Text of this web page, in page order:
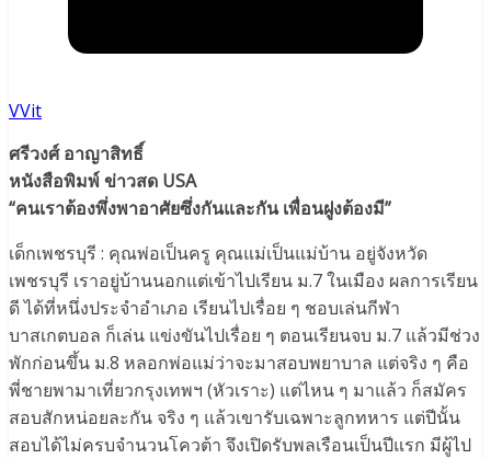
VVit
ศรีวงศ์ อาญาสิทธิ์
หนังสือพิมพ์ ข่าวสด USA
“คนเราต้องพึ่งพาอาศัยซึ่งกันและกัน เพื่อนฝูงต้องมี”
เด็กเพชรบุรี : คุณพ่อเป็นครู คุณแม่เป็นแม่บ้าน อยู่จังหวัด
เพชรบุรี เราอยู่บ้านนอกแต่เข้าไปเรียน ม.7 ในเมือง ผลการเรียน
ดี ได้ที่หนึ่งประจำอำเภอ เรียนไปเรื่อย ๆ ชอบเล่นกีฬา
บาสเกตบอล ก็เล่น แข่งขันไปเรื่อย ๆ ตอนเรียนจบ ม.7 แล้วมีช่วง
พักก่อนขึ้น ม.8 หลอกพ่อแม่ว่าจะมาสอบพยาบาล แต่จริง ๆ คือ
พี่ชายพามาเที่ยวกรุงเทพฯ (หัวเราะ) แต่ไหน ๆ มาแล้ว ก็สมัคร
สอบสักหน่อยละกัน จริง ๆ แล้วเขารับเฉพาะลูกทหาร แต่ปีนั้น
สอบได้ไม่ครบจำนวนโควต้า จึงเปิดรับพลเรือนเป็นปีแรก มีผู้ไป